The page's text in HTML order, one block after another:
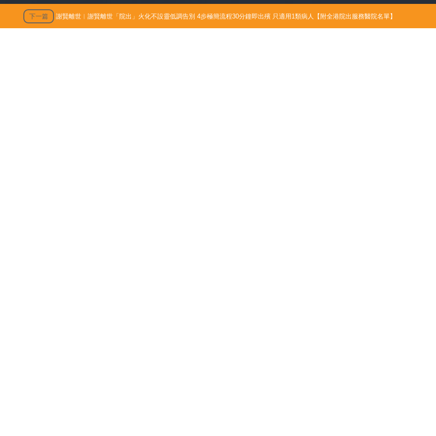
下一篇 謝賢離世︱謝賢離世「院出」火化不設靈低調告別 4步極簡流程30分鐘即出殯 只適用1類病人【附全港院出服務醫院名單】